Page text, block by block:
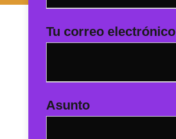
Tu correo electrónico
Asunto